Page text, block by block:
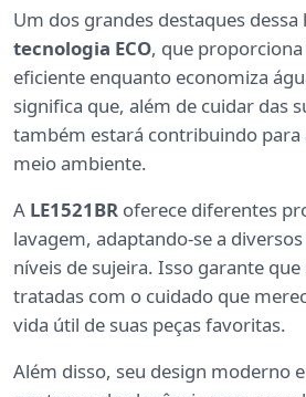
Um dos grandes destaques dessa
tecnologia ECO, que
eficiente enquanto economiza
significa que, além de cuidar das
também estará contribuindo para
meio ambiente.
A LE1521BR oferece diferentes
lavagem, adaptando-se a
níveis de sujeira. Isso garante
tratadas com o cuidado que
vida útil de suas peças favoritas.
Além disso, seu design moderno